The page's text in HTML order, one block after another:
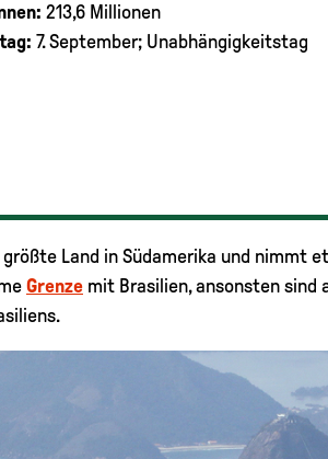
213,6 Millionen
7. September; Unabhängigkeitstag
Land in Südamerika und nimmt
Grenze mit Brasilien, ansonsten sind